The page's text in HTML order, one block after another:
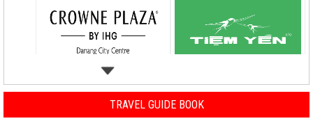
TRAVEL GUIDE BOOK